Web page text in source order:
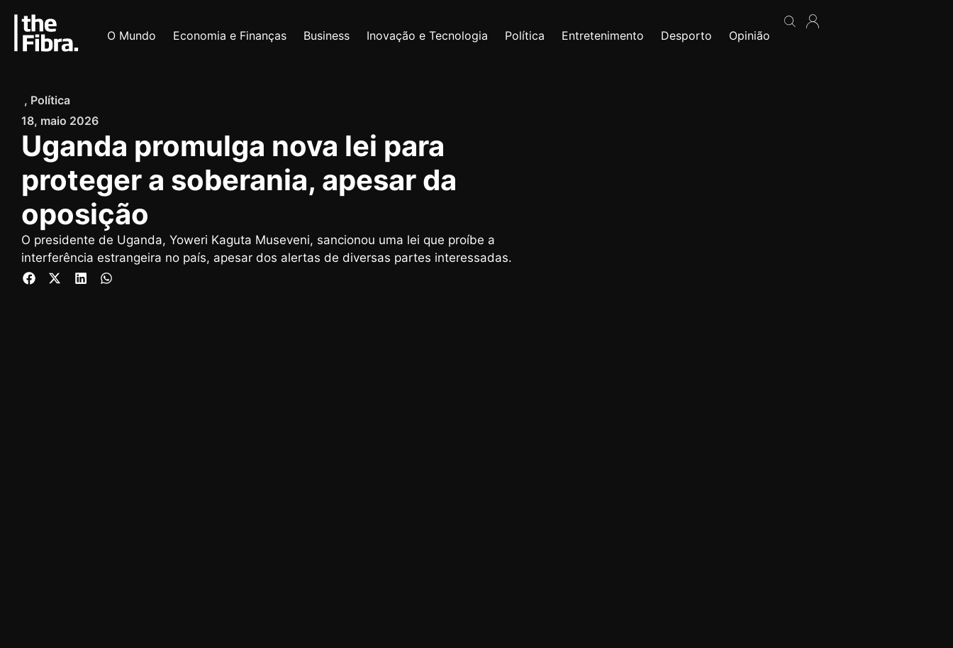
O Mundo Economia e Finanças Business Inovação e Tecnologia Política Entretenimento Desporto Opinião
, Política
18, maio 2026
Uganda promulga nova lei para
proteger a soberania, apesar da
oposição
O presidente de Uganda, Yoweri Kaguta Museveni, sancionou uma lei que proíbe a
interferência estrangeira no país, apesar dos alertas de diversas partes interessadas.